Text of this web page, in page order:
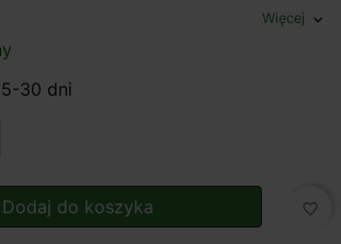
Więcej expand_more
30 dni
Dodaj do koszyka favorite_border